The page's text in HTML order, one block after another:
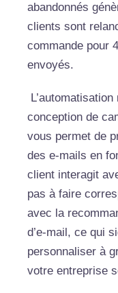
abandonnés
clients sont
commande pour
envoyés.
conception de
vous permet de
des e-mails en
client interagit
pas à faire
avec la
d’e-mail, ce qui
personnaliser à
votre entreprise